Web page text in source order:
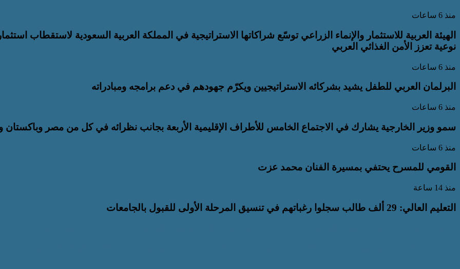
منذ 6 ساعات
الهيئة العربية للاستثمار والإنماء الزراعي توسّع شراكاتها الاستراتيجية في المملكة العربية السعودية لاستقطاب
نوعية تعزز الأمن الغذائي العربي
منذ 6 ساعات
البرلمان العربي للطفل يشيد بشركائه الاستراتيجيين ويكرّم جهودهم في دعم برامجه ومبادراته
منذ 6 ساعات
سمو وزير الخارجية يشارك في الاجتماع الخامس للأطراف الإقليمية الأربعة بجانب نظرائه في كل من مصر وباكستان
منذ 6 ساعات
القومي للمسرح يحتفي بمسيرة الفنان محمد عزت
منذ 14 ساعة
التعليم العالي: 29 ألف طالب سجلوا رغباتهم في تنسيق المرحلة الأولى للقبول بالجامعات